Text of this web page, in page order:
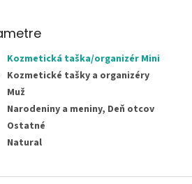
Kozmetická taška/organizér Mini
Kozmetické tašky a organizéry
Muž
Narodeniny a meniny, Deň otcov
Ostatné
Natural